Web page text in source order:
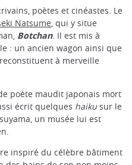
poètes et cinéastes. Le
Natsume , qui y situe
Botchan. Il est mis à
: un ancien wagon ainsi que
à merveille
poète maudit japonais mort
écrit quelques haikusur le
un musée lui est
inspiré du célèbre bâtiment